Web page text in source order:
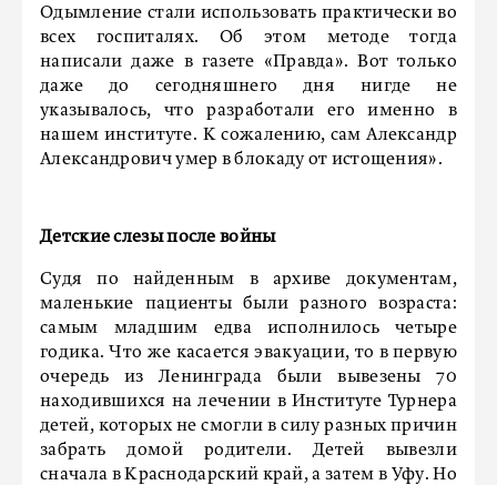
Одымление стали использовать практически во
всех госпиталях. Об этом методе тогда
написали даже в газете «Правда». Вот только
даже до сегодняшнего дня нигде не
указывалось, что разработали его именно в
нашем институте. К сожалению, сам Александр
Александрович умер в блокаду от истощения».
Детские слезы после войны
Судя по найденным в архиве документам,
маленькие пациенты были разного возраста:
самым младшим едва исполнилось четыре
годика. Что же касается эвакуации, то в первую
очередь из Ленинграда были вывезены 70
находившихся на лечении в Институте Турнера
детей, которых не смогли в силу разных причин
забрать домой родители. Детей вывезли
сначала в Краснодарский край, а затем в Уфу. Но